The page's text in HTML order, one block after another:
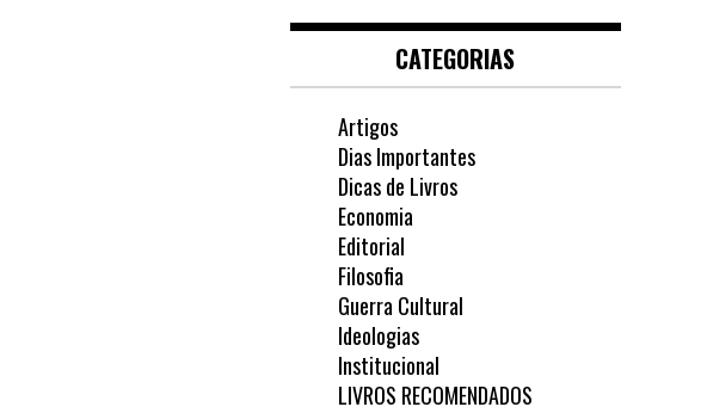
CATEGORIAS
Artigos
Dias Importantes
Dicas de Livros
Economia
Editorial
Filosofia
Guerra Cultural
Ideologias
Institucional
LIVROS RECOMENDADOS